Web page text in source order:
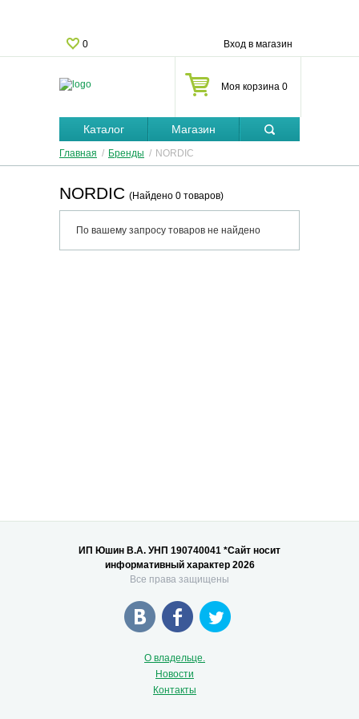
0 Вход в магазин
Моя корзина 0
Каталог Магазин
Главная / Бренды / NORDIC
NORDIC (Найдено 0 товаров)
По вашему запросу товаров не найдено
ИП Юшин В.А. УНП 190740041 *Сайт носит
информативный характер 2026
Все права защищены
О владельце.
Новости
Контакты